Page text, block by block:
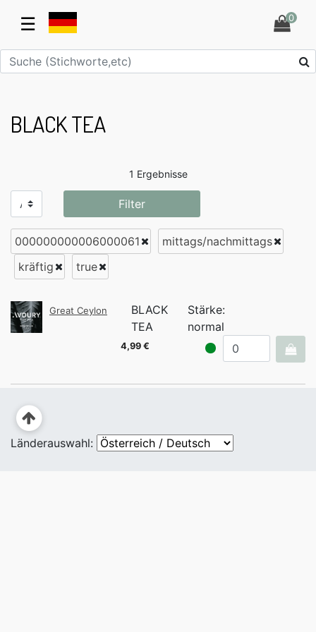
☰ 0
BLACK TEA
1 Ergebnisse
Filter
000000000006000061
mittags/nachmittags
kräftig
true
Great Ceylon
BLACK
TEA
Stärke:
normal
4,99 €
Länderauswahl: